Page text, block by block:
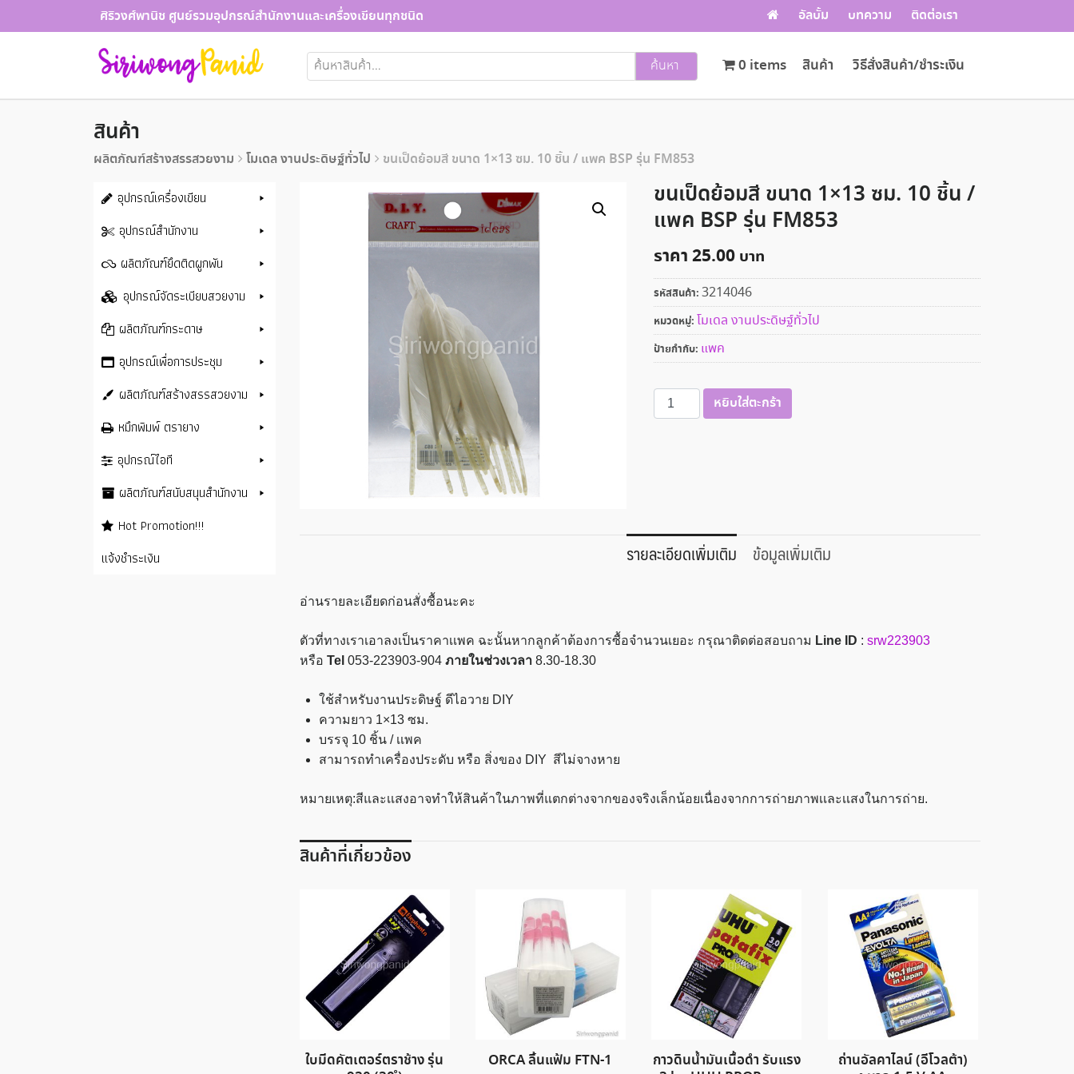
to
ศิริวงศ์พานิช ศูนย์รวมอุปกรณ์สำนักงานและเครื่องเขียนทุกชนิด อัลบั้ม บทความ ติดต่อเรา
ค้นหา: ค้นหา สินค้า วิธีสั่งสินค้า/ชำระเงิน
0 items
สินค้า
ผลิตภัณฑ์สร้างสรรสวยงาม โมเดล งานประดิษฐ์ทั่วไป ขนเป็ดย้อมสี ขนาด 1×13 ซม. 10 ชิ้น / แพค BSP รุ่น FM853
ขนเป็ดย้อมสี ขนาด 1×13 ซม. 10 ชิ้น /
แพค BSP รุ่น FM853
ราคา25.00
รหัสสินค้า: 3214046
หมวดหมู่: โมเดล งานประดิษฐ์ทั่วไป
ป้ายกำกับ: แพค
จำนวน
ขน
ซม.
10
BSP
หยิบใส่ตะกร้า
รายละเอียดเพิ่มเติม ข้อมูลเพิ่มเติม
อ่านรายละเอียดก่อนสั่งซื้อนะคะ
ตัวที่ทางเราเอาลงเป็นราคาเเพค ฉะนั้นหากลูกค้าต้องการซื้อจำนวนเยอะ กรุณาติดต่อสอบถาม Line ID : srw223903
หรือ Tel 053-223903-904 ภายในช่วงเวลา8.30-18.30
ใช้สำหรับงานประดิษฐ์ ดีไอวาย DIY
ความยาว 1×13 ซม.
บรรจุ 10 ชิ้น / เเพค
สามารถทำเครื่องประดับ หรือ สิ่งของ DIY สีไม่จางหาย
หมายเหตุ:สีและเเสงอาจทำให้สินค้าในภาพที่แตกต่างจากของจริงเล็กน้อยเนื่องจากการถ่ายภาพเเละเเสงในการถ่าย.
สินค้าที่เกี่ยวข้อง
ใบมีดคัตเตอร์ตราช้าง รุ่น
ORCA ลิ้นแฟ้ม FTN-1
กาวดินน้ำมันเนื้อดำ รับแรง
ถ่านอัลคาไลน์ (อีโวลต้า)
อุปกรณ์เครื่องเขียน
อุปกรณ์สำนักงาน
ผลิตภัณฑ์ยึดติดผูกพัน
อุปกรณ์จัดระเบียบสวยงาม
ผลิตภัณฑ์กระดาษ
อุปกรณ์เพื่อการประชุม
ผลิตภัณฑ์สร้างสรรสวยงาม
หมึกพิมพ์ ตรายาง
อุปกรณ์ไอที
ผลิตภัณฑ์สนับสนุนสำนักงาน
Hot Promotion!!!
แจ้งชำระเงิน